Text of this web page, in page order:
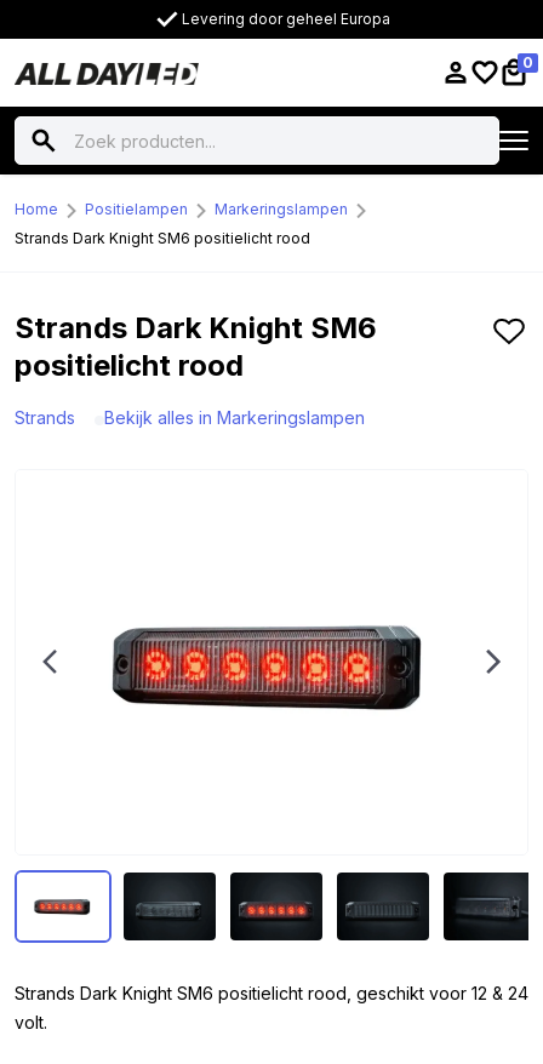
Levering door geheel Europa
0
Home Positielampen
Markeringslampen
Strands Dark Knight SM6 positielicht rood
Strands Dark Knight SM6
positielicht rood
Strands Bekijk alles in Markeringslampen
Strands Dark Knight SM6 positielicht rood, geschikt voor 12 & 24
volt.